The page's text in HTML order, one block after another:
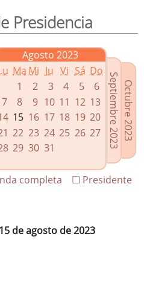
relacionados
gobierno
Presidencia
Agosto 2023
Ma Mi Ju Vi Sá Do
1
2 3 4 5
6
7
8 9 10 11 12 13
15 16 17 18 19 20
22 23 24 25 26 27
29 30 31
Octubre 2023
Septiembre 2023
☐ Presidente
completa
de agosto de 2023